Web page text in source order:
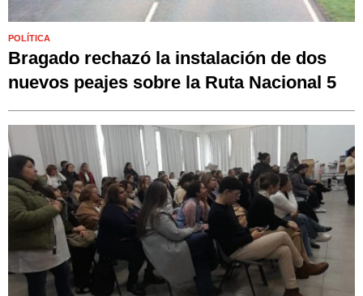
POLÍTICA
Bragado rechazó la instalación de dos
nuevos peajes sobre la Ruta Nacional 5